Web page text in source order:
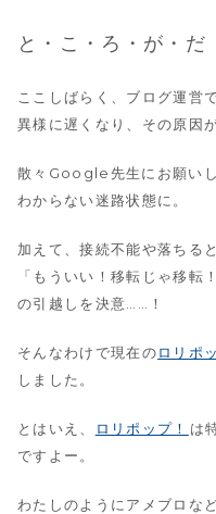
と・こ・ろ・が・だ
ここしばらく、ブログ運営
異様に遅くなり、その原因
散々Google先生にお願い
わからない迷路状態に。
加えて、接続不能や落ちる
「もういい！移転じゃ移転
の引越しを決意……！
そんなわけで現在のロリポ
しました。
とはいえ、 ロリポップ！ は
ですよー。
わたしのようにアメブロな